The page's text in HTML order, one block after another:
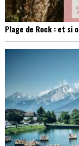
Plage de Rock : et si